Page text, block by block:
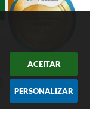
ACEITAR
PERSONALIZAR